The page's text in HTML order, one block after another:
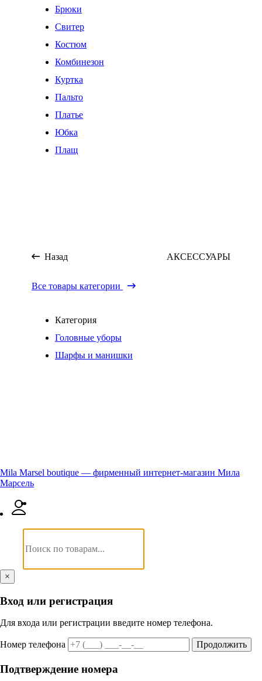
Брюки
Свитер
Костюм
Комбинезон
Куртка
Пальто
Платье
Юбка
Плащ
Назад АКСЕССУАРЫ
Все товары категории
Категория
Головные уборы
Шарфы и манишки
Mila Marsel boutique — фирменный интернет-магазин Мила
Марсель
×
Вход или регистрация
Для входа или регистрации введите номер телефона.
Номер телефона Продолжить
Подтверждение номера